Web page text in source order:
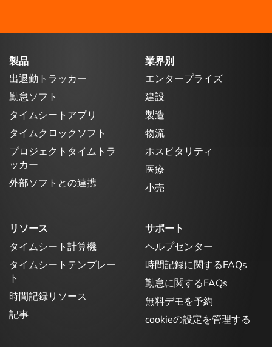
製品
出退勤トラッカー
勤怠ソフト
タイムシートアプリ
タイムクロックソフト
プロジェクトタイムトラ
ッカー
外部ソフトとの連携
業界別
エンタープライズ
建設
製造
物流
ホスピタリティ
医療
小売
リソース
タイムシート計算機
タイムシートテンプレー
ト
時間記録リソース
記事
サポート
ヘルプセンター
時間記録に関するFAQs
勤怠に関するFAQs
無料デモを予約
cookieの設定を管理する